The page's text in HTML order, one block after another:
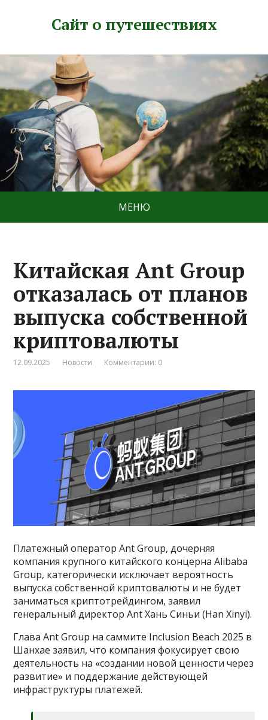
Сайт о путешествиях
МЕНЮ
Китайская Ant Group
отказалась от планов
выпуска собственной
криптовалюты
12.09.2025 Новости Комментарии: 0
Платежный оператор Ant Group, дочерняя
компания крупного китайского концерна Alibaba
Group, категорически исключает вероятность
выпуска собственной криптовалюты и не будет
заниматься криптотрейдингом, заявил
генеральный директор Ant Хань Синьи (Han Xinyi).
Глава Ant Group на саммите Inclusion Beach 2025 в
Шанхае заявил, что компания фокусирует свою
деятельность на «создании новой ценности через
развитие» и поддержание действующей
инфраструктуры платежей.